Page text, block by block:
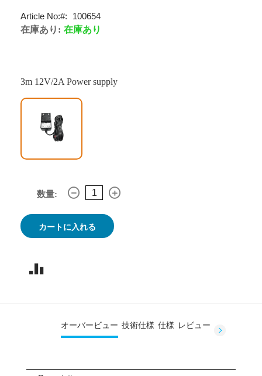
Article No:
100654
在庫あり: 在庫あり
3m 12V/2A Power supply
数量:
カートに入れる
オーバービュー 技術仕様 仕様 レビュー